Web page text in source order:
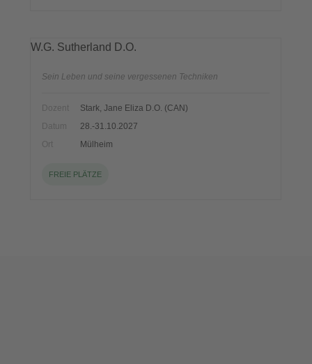
W.G. Sutherland D.O.
Sein Leben und seine vergessenen Techniken
Dozent
Stark, Jane Eliza D.O. (CAN)
Datum
28.-31.10.2027
Ort
Mülheim
FREIE PLÄTZE